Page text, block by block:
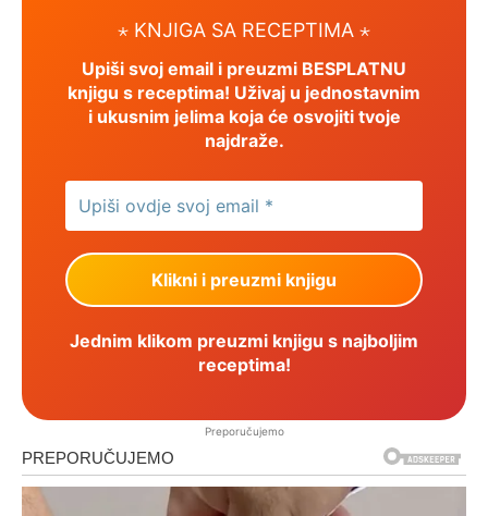
⋆ KNJIGA SA RECEPTIMA ⋆
Upiši svoj email i preuzmi BESPLATNU
knjigu s receptima! Uživaj u jednostavnim
i ukusnim jelima koja će osvojiti tvoje
najdraže.
Jednim klikom preuzmi knjigu s najboljim
receptima!
Preporučujemo